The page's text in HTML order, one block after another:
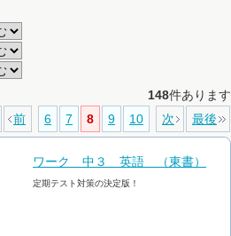
148件あります
前 6 7 8 9 10 次 最後
ワーク 中３ 英語 （東書）
定期テスト対策の決定版！